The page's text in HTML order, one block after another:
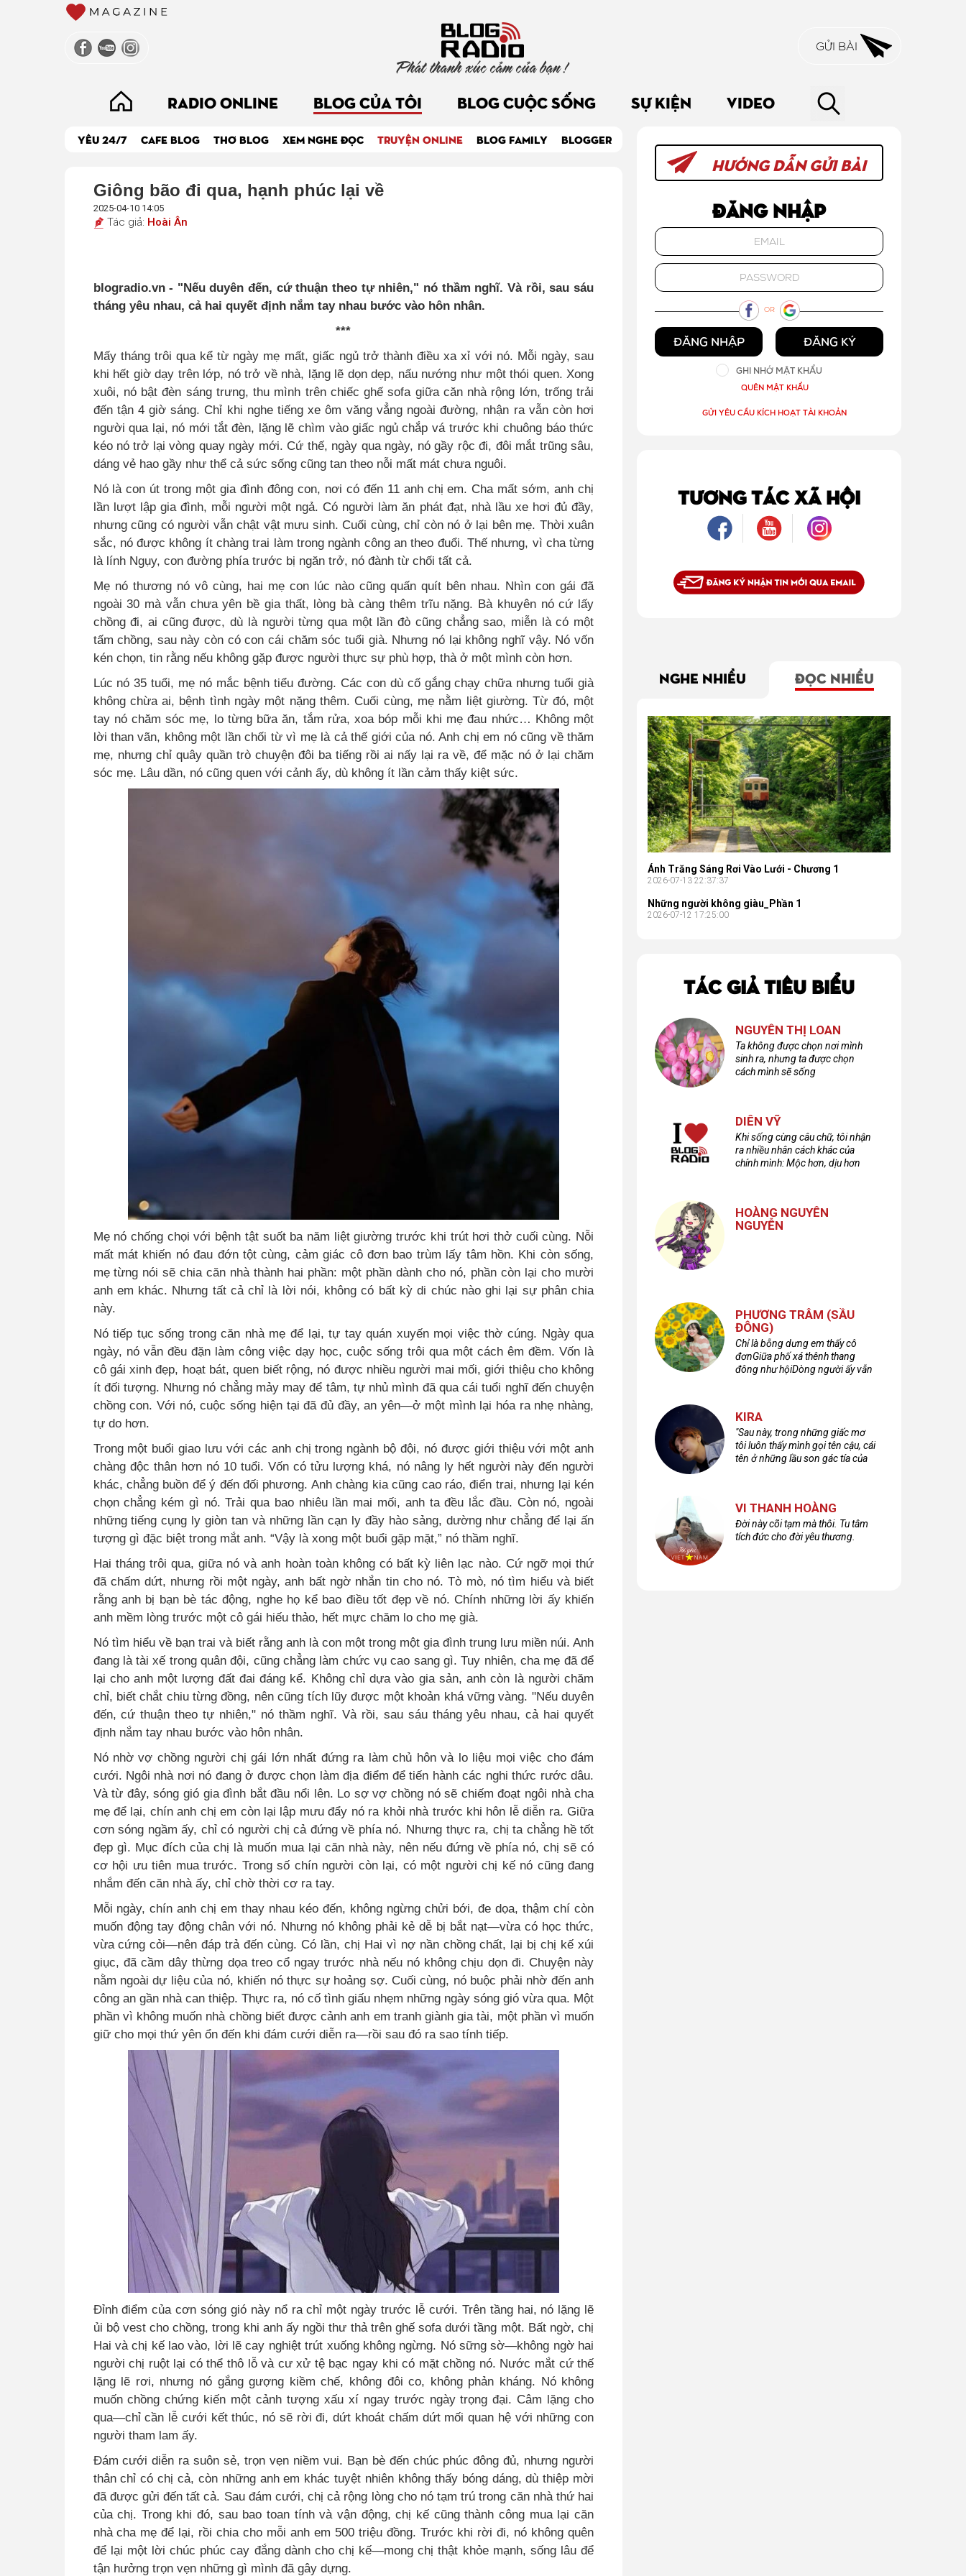
Phát thanh xúc cảm của bạn !
GỬI BÀI
RADIO ONLINE BLOG CỦA TÔI BLOG CUỘC SỐNG SỰ KIỆN VIDEO
YÊU 24/7 CAFE BLOG THƠ BLOG XEM NGHE ĐỌC TRUYỆN ONLINE BLOG FAMILY BLOGGER
Giông bão đi qua, hạnh phúc lại về
2025-04-10 14:05
Tác giả: Hoài Ân
blogradio.vn - "Nếu duyên đến, cứ thuận theo tự nhiên," nó thầm nghĩ. Và rồi, sau sáu
tháng yêu nhau, cả hai quyết định nắm tay nhau bước vào hôn nhân.
***
Mấy tháng trôi qua kể từ ngày mẹ mất, giấc ngủ trở thành điều xa xỉ với nó. Mỗi ngày, sau
khi hết giờ dạy trên lớp, nó trở về nhà, lặng lẽ dọn dẹp, nấu nướng như một thói quen. Xong
xuôi, nó bật đèn sáng trưng, thu mình trên chiếc ghế sofa giữa căn nhà rộng lớn, trống trải
đến tận 4 giờ sáng. Chỉ khi nghe tiếng xe ôm văng vẳng ngoài đường, nhận ra vẫn còn hơi
người qua lại, nó mới tắt đèn, lặng lẽ chìm vào giấc ngủ chắp vá trước khi chuông báo thức
kéo nó trở lại vòng quay ngày mới. Cứ thế, ngày qua ngày, nó gầy rộc đi, đôi mắt trũng sâu,
dáng vẻ hao gầy như thể cả sức sống cũng tan theo nỗi mất mát chưa nguôi.
Nó là con út trong một gia đình đông con, nơi có đến 11 anh chị em. Cha mất sớm, anh chị
lần lượt lập gia đình, mỗi người một ngả. Có người làm ăn phát đạt, nhà lầu xe hơi đủ đầy,
nhưng cũng có người vẫn chật vật mưu sinh. Cuối cùng, chỉ còn nó ở lại bên mẹ. Thời xuân
sắc, nó được không ít chàng trai làm trong ngành công an theo đuổi. Thế nhưng, vì cha từng
là lính Ngụy, con đường phía trước bị ngăn trở, nó đành từ chối tất cả.
Mẹ nó thương nó vô cùng, hai mẹ con lúc nào cũng quấn quít bên nhau. Nhìn con gái đã
ngoài 30 mà vẫn chưa yên bề gia thất, lòng bà càng thêm trĩu nặng. Bà khuyên nó cứ lấy
chồng đi, ai cũng được, dù là người từng qua một lần đò cũng chẳng sao, miễn là có một
tấm chồng, sau này còn có con cái chăm sóc tuổi già. Nhưng nó lại không nghĩ vậy. Nó vốn
kén chọn, tin rằng nếu không gặp được người thực sự phù hợp, thà ở một mình còn hơn.
Lúc nó 35 tuổi, mẹ nó mắc bệnh tiểu đường. Các con dù cố gắng chạy chữa nhưng tuổi già
không chừa ai, bệnh tình ngày một nặng thêm. Cuối cùng, mẹ nằm liệt giường. Từ đó, một
tay nó chăm sóc mẹ, lo từng bữa ăn, tắm rửa, xoa bóp mỗi khi mẹ đau nhức… Không một
lời than vãn, không một lần chối từ vì mẹ là cả thế giới của nó. Anh chị em nó cũng về thăm
mẹ, nhưng chỉ quây quần trò chuyện đôi ba tiếng rồi ai nấy lại ra về, để mặc nó ở lại chăm
sóc mẹ. Lâu dần, nó cũng quen với cảnh ấy, dù không ít lần cảm thấy kiệt sức.
Mẹ nó chống chọi với bệnh tật suốt ba năm liệt giường trước khi trút hơi thở cuối cùng. Nỗi
mất mát khiến nó đau đớn tột cùng, cảm giác cô đơn bao trùm lấy tâm hồn. Khi còn sống,
mẹ từng nói sẽ chia căn nhà thành hai phần: một phần dành cho nó, phần còn lại cho mười
anh em khác. Nhưng tất cả chỉ là lời nói, không có bất kỳ di chúc nào ghi lại sự phân chia
này.
Nó tiếp tục sống trong căn nhà mẹ để lại, tự tay quán xuyến mọi việc thờ cúng. Ngày qua
ngày, nó vẫn đều đặn làm công việc dạy học, cuộc sống trôi qua một cách êm đềm. Vốn là
cô gái xinh đẹp, hoạt bát, quen biết rộng, nó được nhiều người mai mối, giới thiệu cho không
ít đối tượng. Nhưng nó chẳng mảy may để tâm, tự nhủ mình đã qua cái tuổi nghĩ đến chuyện
chồng con. Với nó, cuộc sống hiện tại đã đủ đầy, an yên—ở một mình lại hóa ra nhẹ nhàng,
tự do hơn.
Trong một buổi giao lưu với các anh chị trong ngành bộ đội, nó được giới thiệu với một anh
chàng độc thân hơn nó 10 tuổi. Vốn có tửu lượng khá, nó nâng ly hết người này đến người
khác, chẳng buồn để ý đến đối phương. Anh chàng kia cũng cao ráo, điển trai, nhưng lại kén
chọn chẳng kém gì nó. Trải qua bao nhiêu lần mai mối, anh ta đều lắc đầu. Còn nó, ngoài
những tiếng cụng ly giòn tan và những lần cạn ly đầy hào sảng, dường như chẳng để lại ấn
tượng gì đặc biệt trong mắt anh. “Vậy là xong một buổi gặp mặt,” nó thầm nghĩ.
Hai tháng trôi qua, giữa nó và anh hoàn toàn không có bất kỳ liên lạc nào. Cứ ngỡ mọi thứ
đã chấm dứt, nhưng rồi một ngày, anh bất ngờ nhắn tin cho nó. Tò mò, nó tìm hiểu và biết
rằng anh bị bạn bè tác động, nghe họ kể bao điều tốt đẹp về nó. Chính những lời ấy khiến
anh mềm lòng trước một cô gái hiếu thảo, hết mực chăm lo cho mẹ già.
Nó tìm hiểu về bạn trai và biết rằng anh là con một trong một gia đình trung lưu miền núi. Anh
đang là tài xế trong quân đội, cũng chẳng làm chức vụ cao sang gì. Tuy nhiên, cha mẹ đã để
lại cho anh một lượng đất đai đáng kể. Không chỉ dựa vào gia sản, anh còn là người chăm
chỉ, biết chắt chiu từng đồng, nên cũng tích lũy được một khoản khá vững vàng. "Nếu duyên
đến, cứ thuận theo tự nhiên," nó thầm nghĩ. Và rồi, sau sáu tháng yêu nhau, cả hai quyết
định nắm tay nhau bước vào hôn nhân.
Nó nhờ vợ chồng người chị gái lớn nhất đứng ra làm chủ hôn và lo liệu mọi việc cho đám
cưới. Ngôi nhà nơi nó đang ở được chọn làm địa điểm để tiến hành các nghi thức rước dâu.
Và từ đây, sóng gió gia đình bắt đầu nổi lên. Lo sợ vợ chồng nó sẽ chiếm đoạt ngôi nhà cha
mẹ để lại, chín anh chị em còn lại lập mưu đẩy nó ra khỏi nhà trước khi hôn lễ diễn ra. Giữa
cơn sóng ngầm ấy, chỉ có người chị cả đứng về phía nó. Nhưng thực ra, chị ta chẳng hề tốt
đẹp gì. Mục đích của chị là muốn mua lại căn nhà này, nên nếu đứng về phía nó, chị sẽ có
cơ hội ưu tiên mua trước. Trong số chín người còn lại, có một người chị kế nó cũng đang
nhắm đến căn nhà ấy, chỉ chờ thời cơ ra tay.
Mỗi ngày, chín anh chị em thay nhau kéo đến, không ngừng chửi bới, đe dọa, thậm chí còn
muốn động tay động chân với nó. Nhưng nó không phải kẻ dễ bị bắt nạt—vừa có học thức,
vừa cứng cỏi—nên đáp trả đến cùng. Có lần, chị Hai vì nợ nần chồng chất, lại bị chị kế xúi
giục, đã cầm dây thừng dọa treo cổ ngay trước nhà nếu nó không chịu dọn đi. Chuyện này
nằm ngoài dự liệu của nó, khiến nó thực sự hoảng sợ. Cuối cùng, nó buộc phải nhờ đến anh
công an gần nhà can thiệp. Thực ra, nó cố tình giấu nhẹm những ngày sóng gió vừa qua. Một
phần vì không muốn nhà chồng biết được cảnh anh em tranh giành gia tài, một phần vì muốn
giữ cho mọi thứ yên ổn đến khi đám cưới diễn ra—rồi sau đó ra sao tính tiếp.
Đỉnh điểm của cơn sóng gió này nổ ra chỉ một ngày trước lễ cưới. Trên tầng hai, nó lặng lẽ
ủi bộ vest cho chồng, trong khi anh ấy ngồi thư thả trên ghế sofa dưới tầng một. Bất ngờ, chị
Hai và chị kế lao vào, lời lẽ cay nghiệt trút xuống không ngừng. Nó sững sờ—không ngờ hai
người chị ruột lại có thể thô lỗ và cư xử tệ bạc ngay khi có mặt chồng nó. Nước mắt cứ thế
lặng lẽ rơi, nhưng nó gắng gượng kiềm chế, không đôi co, không phản kháng. Nó không
muốn chồng chứng kiến một cảnh tượng xấu xí ngay trước ngày trọng đại. Câm lặng cho
qua—chỉ cần lễ cưới kết thúc, nó sẽ rời đi, dứt khoát chấm dứt mối quan hệ với những con
người tham lam ấy.
Đám cưới diễn ra suôn sẻ, trọn vẹn niềm vui. Bạn bè đến chúc phúc đông đủ, nhưng người
thân chỉ có chị cả, còn những anh em khác tuyệt nhiên không thấy bóng dáng, dù thiệp mời
đã được gửi đến tất cả. Sau đám cưới, chị cả rộng lòng cho nó tạm trú trong căn nhà thứ hai
của chị. Trong khi đó, sau bao toan tính và vận động, chị kế cũng thành công mua lại căn
nhà cha mẹ để lại, rồi chia cho mỗi anh em 500 triệu đồng. Trước khi rời đi, nó không quên
để lại một lời chúc phúc cay đắng dành cho chị kế—mong chị thật khỏe mạnh, sống lâu để
tận hưởng trọn vẹn những gì mình đã gây dựng.
HƯỚNG DẪN GỬI BÀI
Đăng nhập
OR
ĐĂNG NHẬP ĐĂNG KÝ
GHI NHỚ MẬT KHẨU
QUÊN MẬT KHẨU
GỬI YÊU CẦU KÍCH HOẠT TÀI KHOẢN
TƯƠNG TÁC XÃ HỘI
NGHE NHIỀU ĐỌC NHIỀU
Ánh Trăng Sáng Rơi Vào Lưới - Chương 1
2026-07-13 22:37:37
Những người không giàu_Phần 1
2026-07-12 17:25:00
TÁC GIẢ TIÊU BIỂU
NGUYỄN THỊ LOAN
Ta không được chọn nơi mình
sinh ra, nhưng ta được chọn
cách mình sẽ sống
DIÊN VỸ
Khi sống cùng câu chữ, tôi nhận
ra nhiều nhân cách khác của
chính mình: Mộc hơn, dịu hơn
HOÀNG NGUYÊN
NGUYỄN
PHƯƠNG TRÂM (SẦU
ĐÔNG)
Chỉ là bỗng dưng em thấy cô
đơnGiữa phố xá thênh thang
đông như hộiDòng người ấy vẫn
KIRA
"Sau này, trong những giấc mơ
tôi luôn thấy mình gọi tên cậu, cái
tên ở những lầu son gác tía của
VI THANH HOÀNG
Đời này cõi tạm mà thôi. Tu tâm
tích đức cho đời yêu thương.